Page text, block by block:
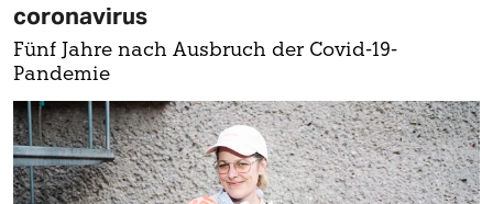
coronavirus
Fünf Jahre nach Ausbruch der Covid-19-
Pandemie